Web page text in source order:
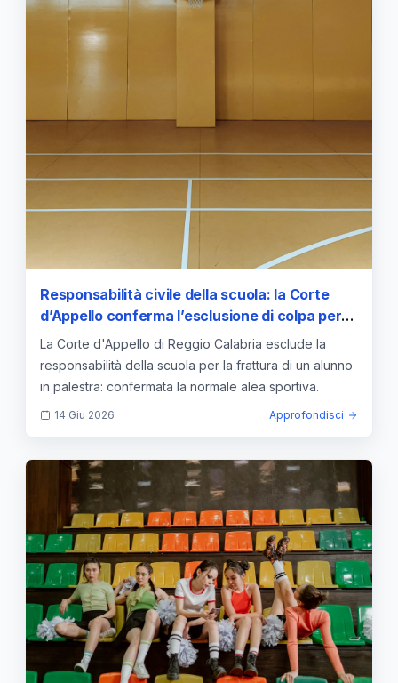
Responsabilità civile della scuola: la Corte
d’Appello conferma l’esclusione di colpa per
infortunio sportivo in palestra
La Corte d'Appello di Reggio Calabria esclude la
responsabilità della scuola per la frattura di un alunno
in palestra: confermata la normale alea sportiva.
14 Giu 2026 Approfondisci